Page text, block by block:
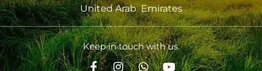
United Arab Emirates
Keep in touch with us.